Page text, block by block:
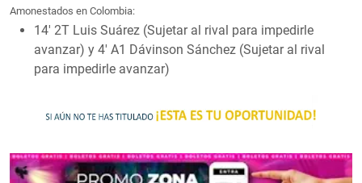
Amonestados en Colombia:
14′ 2T Luis Suárez (Sujetar al rival para impedirle
avanzar) y 4′ A1 Dávinson Sánchez (Sujetar al rival
para impedirle avanzar)